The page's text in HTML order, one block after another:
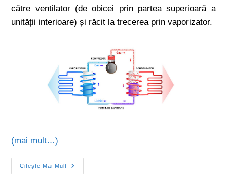
către ventilator (de obicei prin partea superioară a
unității interioare) și răcit la trecerea prin vaporizator.
(mai mult…)
Citește Mai Mult